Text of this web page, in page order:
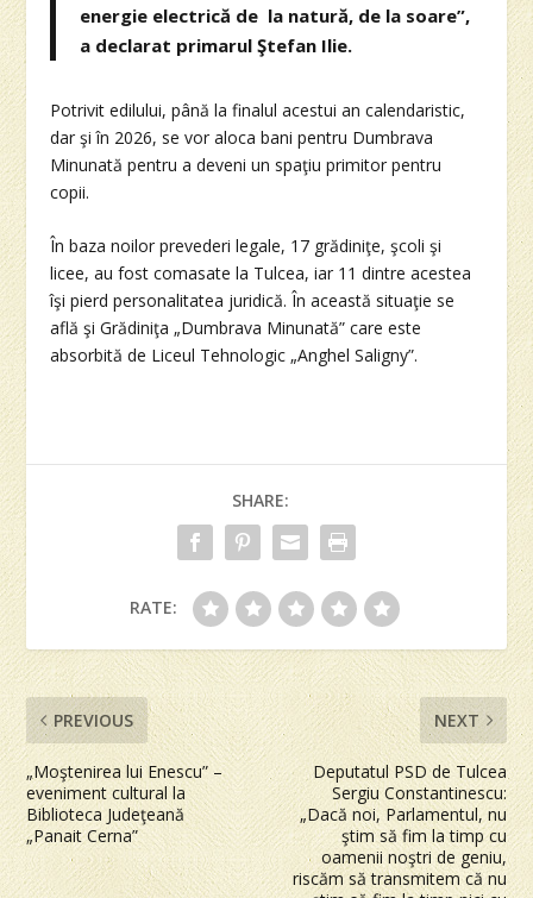
energie electrică de la natură, de la soare”,
a declarat primarul Ştefan Ilie.
Potrivit edilului, până la finalul acestui an calendaristic,
dar şi în 2026, se vor aloca bani pentru Dumbrava
Minunată pentru a deveni un spaţiu primitor pentru
copii.
În baza noilor prevederi legale, 17 grădiniţe, şcoli şi
licee, au fost comasate la Tulcea, iar 11 dintre acestea
îşi pierd personalitatea juridică. În această situaţie se
află şi Grădiniţa „Dumbrava Minunată” care este
absorbită de Liceul Tehnologic „Anghel Saligny”.
SHARE:
RATE:
PREVIOUS
„Moştenirea lui Enescu” –
eveniment cultural la
Biblioteca Judeţeană
„Panait Cerna”
NEXT
Deputatul PSD de Tulcea
Sergiu Constantinescu:
„Dacă noi, Parlamentul, nu
ştim să fim la timp cu
oamenii noştri de geniu,
riscăm să transmitem că nu